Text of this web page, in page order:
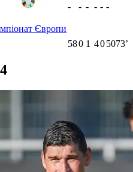
Європи
- - - - - -
580 1 405073ʼ